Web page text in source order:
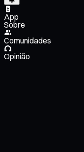
App
Sobre
Comunidades
Opinião